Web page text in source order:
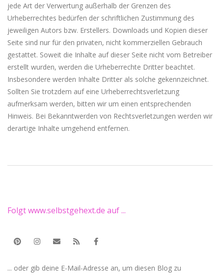
jede Art der Verwertung außerhalb der Grenzen des
Urheberrechtes bedürfen der schriftlichen Zustimmung des
jeweiligen Autors bzw. Erstellers. Downloads und Kopien dieser
Seite sind nur für den privaten, nicht kommerziellen Gebrauch
gestattet. Soweit die Inhalte auf dieser Seite nicht vom Betreiber
erstellt wurden, werden die Urheberrechte Dritter beachtet.
Insbesondere werden Inhalte Dritter als solche gekennzeichnet.
Sollten Sie trotzdem auf eine Urheberrechtsverletzung
aufmerksam werden, bitten wir um einen entsprechenden
Hinweis. Bei Bekanntwerden von Rechtsverletzungen werden wir
derartige Inhalte umgehend entfernen.
Folgt www.selbstgehext.de auf ...
... oder gib deine E-Mail-Adresse an, um diesen Blog zu